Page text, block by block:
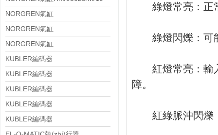
NORGREN氣缸
RM/8021/M/EX/100
NORGREN氣缸
PRA/802125/M/EX/80
NORGREN氣缸
PRA/802050/M/EX/125
KUBLER編碼器
8.KIS40.134B.0600.P03.0008
KUBLER編碼器
8.KIS40.134B.0360.P03.0005
KUBLER編碼器
8.KIS40.133B.0360.P03.0008
KUBLER編碼器
8.KIH50.0311.500.S234
KUBLER編碼器
綠燈常亮：正
綠燈閃爍：可能
紅燈常亮：輸入
障。
紅綠脈沖閃爍